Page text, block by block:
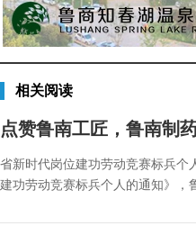
相关阅读
点赞鲁南工匠，鲁南制
省新时代岗位建功劳动竞赛标兵个
建功劳动竞赛标兵个人的通知》，